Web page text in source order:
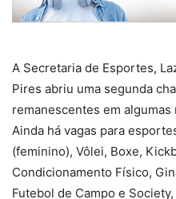
A Secretaria de Esportes,
Pires abriu uma segunda
remanescentes em
Ainda há vagas para
(feminino), Vôlei, Boxe,
Condicionamento Físico,
Futebol de Campo e